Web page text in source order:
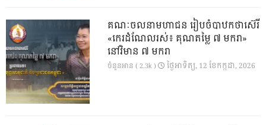
គណៈចលនាមហាជន រៀបចំបាឋកថាស៊េរី
«កេរដំណែលរស់៖ គុណតម្លៃ ៧ មករា»
នៅវិមាន ៧ មករា
ចំនួនអាន ( 2.3k ) ថ្ងៃ​អាទិត្យ, 12 ខែ​កក្កដា, 2026